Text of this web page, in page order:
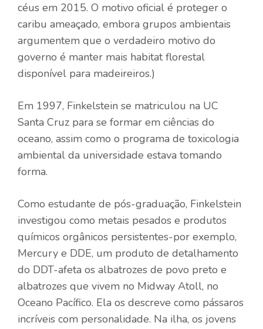
céus em 2015. O motivo oficial é proteger o
caribu ameaçado, embora grupos ambientais
argumentem que o verdadeiro motivo do
governo é manter mais habitat florestal
disponível para madeireiros.)
Em 1997, Finkelstein se matriculou na UC
Santa Cruz para se formar em ciências do
oceano, assim como o programa de toxicologia
ambiental da universidade estava tomando
forma.
Como estudante de pós-graduação, Finkelstein
investigou como metais pesados ​​e produtos
químicos orgânicos persistentes-por exemplo,
Mercury e DDE, um produto de detalhamento
do DDT-afeta os albatrozes de povo preto e
albatrozes que vivem no Midway Atoll, no
Oceano Pacífico. Ela os descreve como pássaros
incríveis com personalidade. Na ilha, os jovens